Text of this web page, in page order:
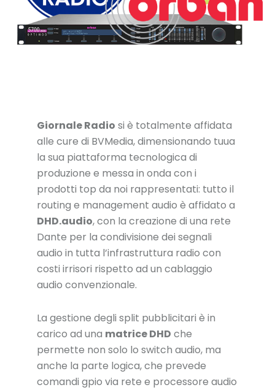
Giornale Radio si è totalmente affidata
alle cure di BVMedia, dimensionando tuua
la sua piattaforma tecnologica di
produzione e messa in onda con i
prodotti top da noi rappresentati: tutto il
routing e management audio è affidato a
DHD.audio, con la creazione di una rete
Dante per la condivisione dei segnali
audio in tutta l’infrastruttura radio con
costi irrisori rispetto ad un cablaggio
audio convenzionale.
La gestione degli split pubblicitari è in
carico ad una matrice DHD che
permette non solo lo switch audio, ma
anche la parte logica, che prevede
comandi gpio via rete e processore audio